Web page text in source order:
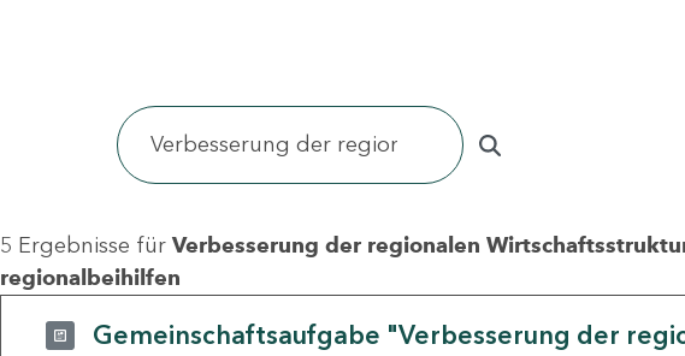
5 Ergebnisse für Verbesserung der regionalen
regionalbeihilfen
Gemeinschaftsaufgabe "Verbesserung der